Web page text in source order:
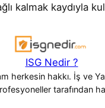
kalmak kaydıyla
ISG Nedir ?
herkesin hakkı. İş ve
tarafından